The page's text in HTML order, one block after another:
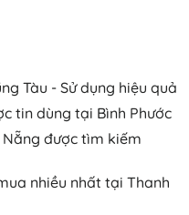
Tàu - Sử dụng hiệu quả
tin dùng tại Bình Phước
được tìm kiếm
nhiều nhất tại Thanh